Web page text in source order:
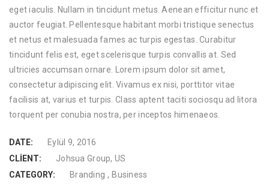
eget iaculis. Nullam in tincidunt metus. Aenean efficitur nunc et
auctor feugiat. Pellentesque habitant morbi tristique senectus
et netus et malesuada fames ac turpis egestas. Curabitur
tincidunt felis est, eget scelerisque turpis convallis at. Sed
ultricies accumsan ornare. Lorem ipsum dolor sit amet,
consectetur adipiscing elit. Vivamus ex nisi, porttitor vitae
facilisis at, varius et turpis. Class aptent taciti sociosqu ad litora
torquent per conubia nostra, per inceptos himenaeos.
DATE:
Eylül 9, 2016
CLIENT:
Johsua Group, US
CATEGORY:
Branding ,Business